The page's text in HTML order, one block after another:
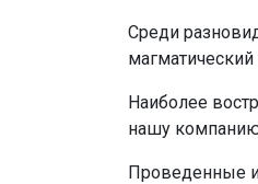
Среди
Наиболее
нашу
Проведенные